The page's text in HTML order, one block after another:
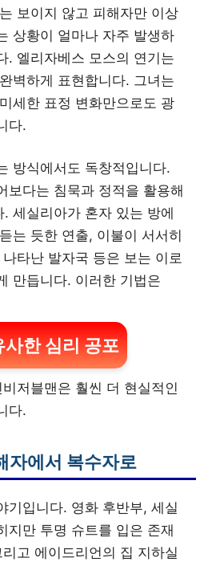
보이지 않고 피해자만 이상
상황이 얼마나 자주 발생하
. 엘리자베스 모스의 연기는
벽하게 표현합니다. 그녀는
세한 표정 변화만으로도 광
다.
방식에서도 독창적입니다.
보다는 침묵과 정적을 활용해
세실리아가 혼자 있는 방에
는 듯한 연출, 이불이 서서히
타난 발자국 등은 보는 이로
만듭니다. 이러한 기법은
사한 심리 공포
저블맨은 훨씬 더 현실적인
다.
자에서 복수자로
기입니다. 영화 후반부, 세실
지만 투명 슈트를 입은 존재
고 에이드리언의 집 지하실